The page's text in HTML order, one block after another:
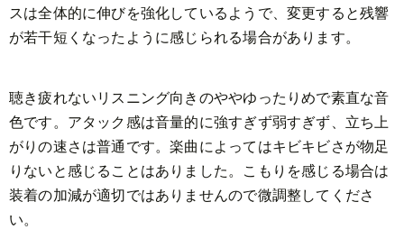
スは全体的に伸びを強化しているようで、変更すると残響
が若干短くなったように感じられる場合があります。
聴き疲れないリスニング向きのややゆったりめで素直な音
色です。アタック感は音量的に強すぎず弱すぎず、立ち上
がりの速さは普通です。楽曲によってはキビキビさが物足
りないと感じることはありました。こもりを感じる場合は
装着の加減が適切ではありませんので微調整してくださ
い。